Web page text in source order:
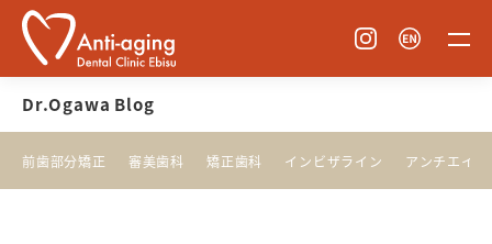
Dr.Ogawa Blog
前歯部分矯正 審美歯科 矯正歯科 インビザライン アンチエイ